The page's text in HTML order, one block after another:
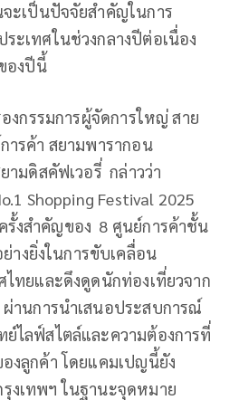
ะเป็นปัจจัยสำคัญในการ
ะเทศในช่วงกลางปีต่อเนื่อง
องปีนี้
งกรรมการผู้จัดการใหญ่ สาย
ารค้า สยามพารากอน
ามดิสคัฟเวอรี่ กล่าวว่า
Shopping Festival 2025
รั้งสำคัญของ 8 ศูนย์การค้าชั้น
งยิ่งในการขับเคลื่อน
ไทยและดึงดูดนักท่องเที่ยวจาก
านการนำเสนอประสบการณ์
ไลฟ์สไตล์และความต้องการที่
งลูกค้า โดยแคมเปญนี้ยัง
งเทพฯ ในฐานะจุดหมาย